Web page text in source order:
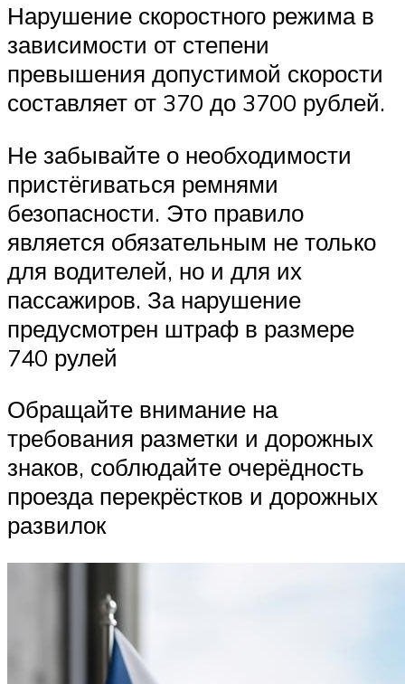
Нарушение скоростного режима в
зависимости от степени
превышения допустимой скорости
составляет от 370 до 3700 рублей.
Не забывайте о необходимости
пристёгиваться ремнями
безопасности. Это правило
является обязательным не только
для водителей, но и для их
пассажиров. За нарушение
предусмотрен штраф в размере
740 рулей
Обращайте внимание на
требования разметки и дорожных
знаков, соблюдайте очерёдность
проезда перекрёстков и дорожных
развилок